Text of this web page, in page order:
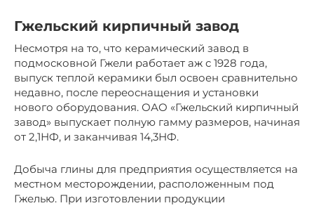
Гжельский кирпичный завод
Несмотря на то, что керамический завод в
подмосковной Гжели работает аж с 1928 года,
выпуск теплой керамики был освоен сравнительно
недавно, после переоснащения и установки
нового оборудования. ОАО «Гжельский кирпичный
завод» выпускает полную гамму размеров, начиная
от 2,1НФ, и заканчивая 14,3НФ.
Добыча глины для предприятия осуществляется на
местном месторождении, расположенным под
Гжелью. При изготовлении продукции